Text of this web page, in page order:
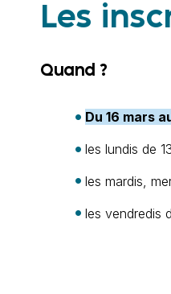
Les
Quand ?
Du 16 mars
les lundis de
les mardis,
les vendredis